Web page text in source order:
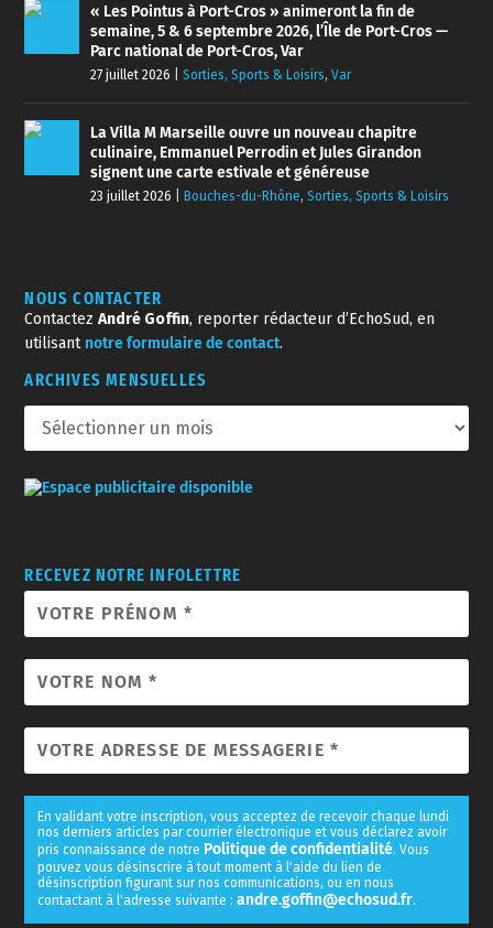
« Les Pointus à Port-Cros » animeront la fin de
semaine, 5 & 6 septembre 2026, l’Île de Port-Cros —
Parc national de Port-Cros, Var
27 juillet 2026 |Sorties, Sports & Loisirs,Var
La Villa M Marseille ouvre un nouveau chapitre
culinaire, Emmanuel Perrodin et Jules Girandon
signent une carte estivale et généreuse
23 juillet 2026 |Bouches-du-Rhône,Sorties, Sports & Loisirs
NOUS CONTACTER
ContactezAndré Goffin, reporter rédacteur d’EchoSud, en
utilisant notre formulaire de contact.
ARCHIVES MENSUELLES
RECEVEZ NOTRE INFOLETTRE
En validant votre inscription, vous acceptez de recevoir chaque lundi
nos derniers articles par courrier électronique et vous déclarez avoir
pris connaissance de notre Politique de confidentialité. Vous
pouvez vous désinscrire à tout moment à l'aide du lien de
désinscription figurant sur nos communications, ou en nous
contactant à l'adresse suivante :andre.goffin@echosud.fr.